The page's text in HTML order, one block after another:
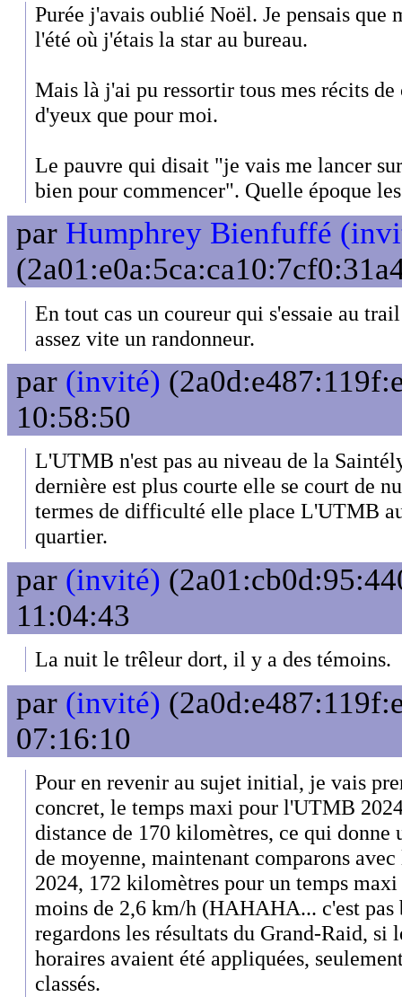
Purée j'avais oublié Noël. Je pensais que
l'été où j'étais la star au bureau.
Mais là j'ai pu ressortir tous mes récits
d'yeux que pour moi.
Le pauvre qui disait "je vais me lancer
bien pour commencer". Quelle époque
par Humphrey Bienfuffé
En tout cas un coureur qui s'essaie au
assez vite un randonneur.
par (invité)
10:58:50
L'UTMB n'est pas au niveau de la
dernière est plus courte elle se court de
termes de difficulté elle place L'UTMB
quartier.
par (invité)
11:04:43
La nuit le trêleur dort, il y a des témoins.
par (invité)
07:16:10
Pour en revenir au sujet initial, je vais
concret, le temps maxi pour l'UTMB
distance de 170 kilomètres, ce qui donne
de moyenne, maintenant comparons
2024, 172 kilomètres pour un temps
moins de 2,6 km/h (HAHAHA... c'est pas
regardons les résultats du Grand-Raid, si
horaires avaient été appliquées,
classés.